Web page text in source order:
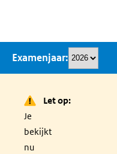
naar
inhoud
Examenjaar
Let op:
Je
bekijkt
nu